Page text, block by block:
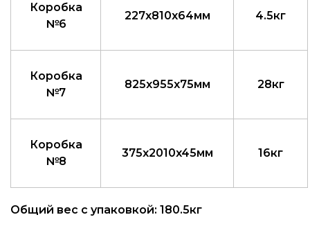
Коробка
№6
227x810x64мм 4.5кг
Коробка
№7
825x955x75мм 28кг
Коробка
№8
375x2010x45мм 16кг
Общий вес с упаковкой: 180.5кг